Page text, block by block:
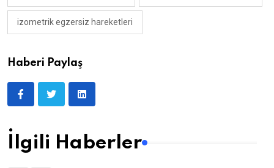
izometrik egzersiz hareketleri
Haberi Paylaş
İlgili Haberler